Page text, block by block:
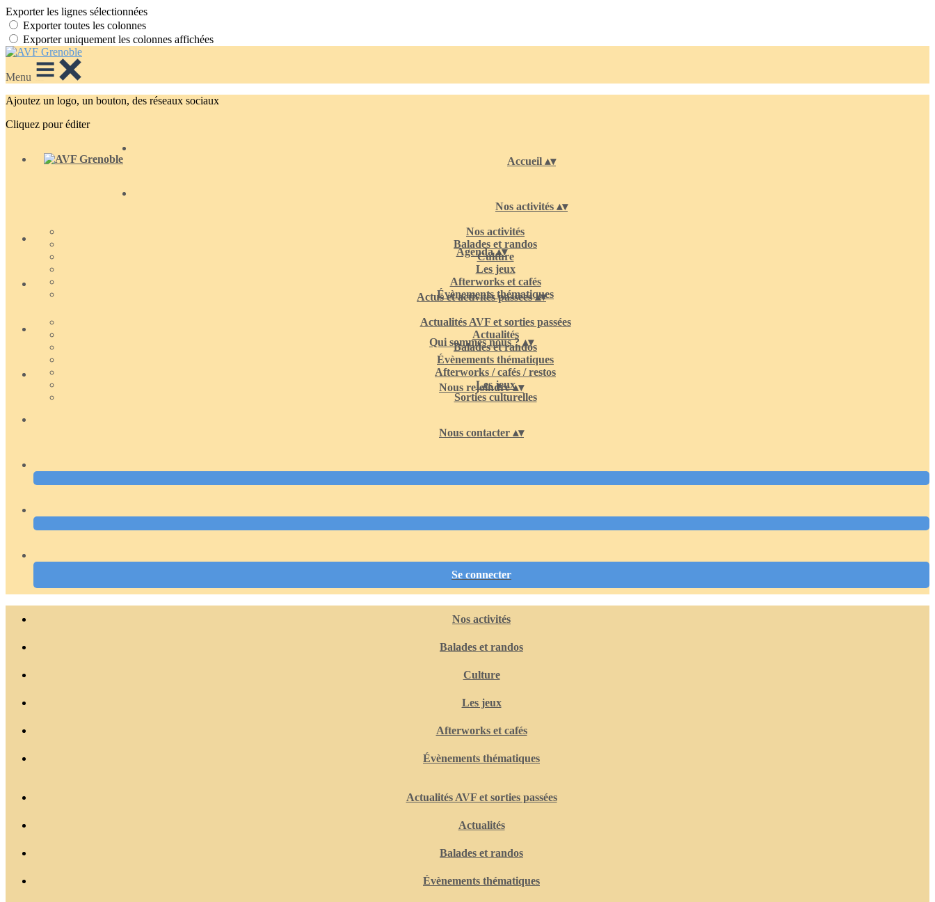
Exporter les lignes sélectionnées
Exporter toutes les colonnes
Exporter uniquement les colonnes affichées
Menu
Ajoutez un logo, un bouton, des réseaux sociaux
Cliquez pour éditer
Accueil ▴▾
Nos activités ▴▾
Nos activités
Balades et randos
Culture
Les jeux
Afterworks et cafés
Évènements thématiques
Agenda▴▾
Actus et activités passées▴▾
Actualités AVF et sorties passées
Actualités
Balades et randos
Évènements thématiques
Afterworks / cafés / restos
Les jeux
Sorties culturelles
Qui sommes nous ? ▴▾
Nous rejoindre▴▾
Nous contacter ▴▾
Se connecter
Nos activités
Balades et randos
Culture
Les jeux
Afterworks et cafés
Évènements thématiques
Actualités AVF et sorties passées
Actualités
Balades et randos
Évènements thématiques